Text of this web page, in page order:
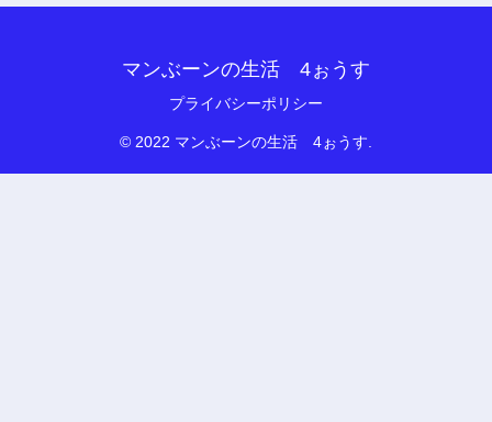
マンぶーンの生活 4ぉうす
プライバシーポリシー
© 2022 マンぶーンの生活 4ぉうす.